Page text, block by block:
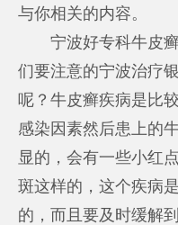
与你相关的内容。
宁波好专科牛皮癣
们要注意的宁波治疗
呢？牛皮癣疾病是比
感染因素然后患上的
显的，会有一些小红
斑这样的，这个疾病
的，而且要及时缓解到